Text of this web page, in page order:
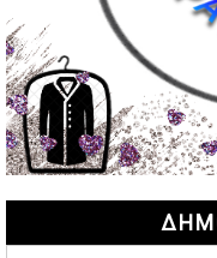
Αταμάν: Κανείς δεν
και την οικογένειά του
02/05/2026 | 15:59
Μαρινάκης: Ο
συμφωνίες για τις
02/05/2026 | 09:36
Ψηφιακός έλεγχος
καπνικών και
02/05/2026 | 06:26